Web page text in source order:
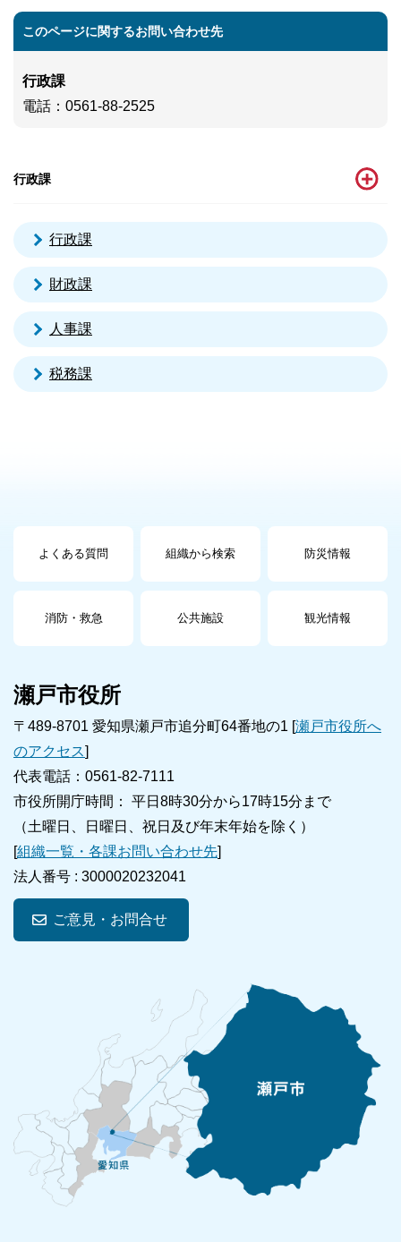
このページに関するお問い合わせ先
行政課
電話 ：0561-88-2525
行政課
行政課
財政課
人事課
税務課
よくある質問 組織から検索 防災情報
消防・救急 公共施設 観光情報
瀬戸市役所
〒489-8701 愛知県瀬戸市追分町64番地の1 [瀬戸市役所へ
のアクセス]
代表電話：0561-82-7111
市役所開庁時間： 平日8時30分から17時15分まで
（土曜日、日曜日、祝日及び年末年始を除く）
[組織一覧・各課お問い合わせ先]
法人番号 : 3000020232041
ご意見・お問合せ